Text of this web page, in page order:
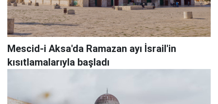
Mescid-i Aksa'da Ramazan ayı İsrail'in
kısıtlamalarıyla başladı